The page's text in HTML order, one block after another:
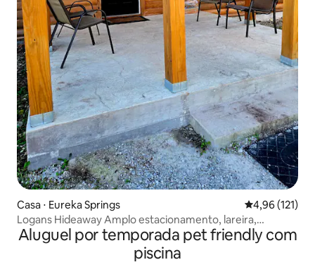
Casa ⋅ Eureka Springs 4,96 de uma
4,96 (121)
Logans Hideaway Amplo estacionamento, lareira,
privativo
Aluguel por temporada pet friendly com
piscina